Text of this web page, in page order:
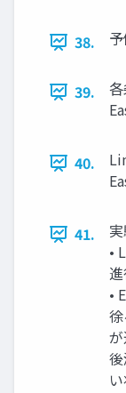
38.
39.
40.
41.
•
•